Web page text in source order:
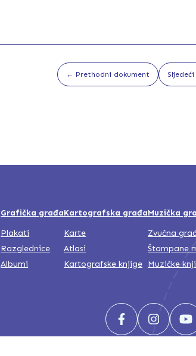
← Prethodni dokument
Grafička građa
Plakati
Razglednice
Albumi
Kartografska građa
Karte
Atlasi
Kartografske knjige
Muzička
Zvučna
Štampane
Muzičke